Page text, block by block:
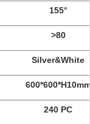
155°
>80
Silver&White
240 PC